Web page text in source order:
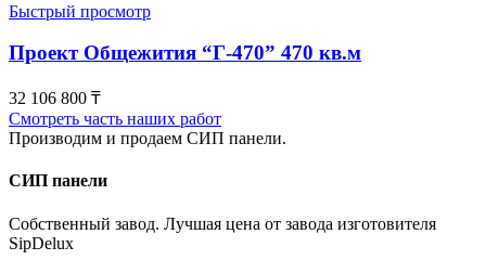
Быстрый просмотр
Проект Общежития “Г-470” 470 кв.м
32 106 800 ₸
Смотреть часть наших работ
Производим и продаем СИП панели.
СИП панели
Собственный завод. Лучшая цена от завода изготовителя
SipDelux